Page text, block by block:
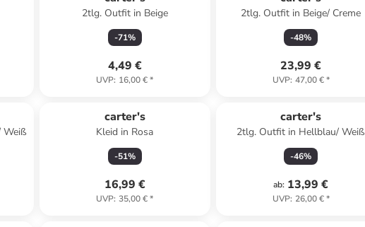
2tlg. Outfit in Beige
-71%
4,49 €
UVP: 16,00 €*
2tlg. Outfit in Beige/ Creme
-48%
23,99 €
UVP: 47,00 €*
Weiß
carter's
Kleid in Rosa
-51%
16,99 €
UVP: 35,00 €*
carter's
2tlg. Outfit in Hellblau/ Weiß
-46%
ab: 13,99 €
UVP: 26,00 €*